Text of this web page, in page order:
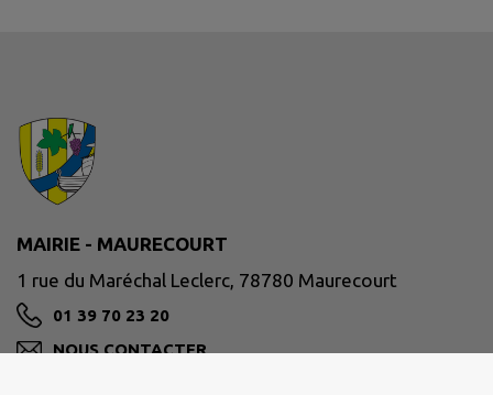
MAIRIE - MAURECOURT
1 rue du Maréchal Leclerc, 78780 Maurecourt
01 39 70 23 20
NOUS CONTACTER